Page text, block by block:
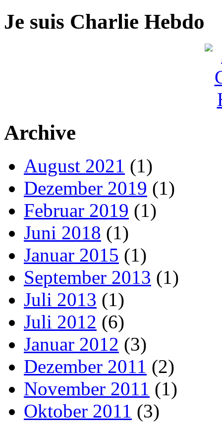
Je suis Charlie Hebdo
Archive
August 2021 (1)
Dezember 2019 (1)
Februar 2019 (1)
Juni 2018 (1)
Januar 2015 (1)
September 2013 (1)
Juli 2013 (1)
Juli 2012 (6)
Januar 2012 (3)
Dezember 2011 (2)
November 2011 (1)
Oktober 2011 (3)